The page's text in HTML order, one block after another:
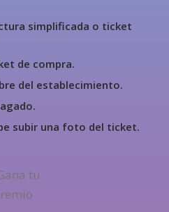
simplificada o ticket
de compra.
del establecimiento.
subir una foto del ticket.